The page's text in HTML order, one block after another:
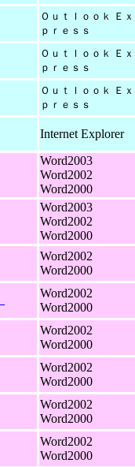
Ｏｕｔｌｏｏｋ Ｅｘ
ｐｒｅｓｓ
Ｏｕｔｌｏｏｋ Ｅｘ
ｐｒｅｓｓ
Ｏｕｔｌｏｏｋ Ｅｘ
ｐｒｅｓｓ
Internet Explorer
Word2003
Word2002
Word2000
Word2003
Word2002
Word2000
Word2002
Word2000
Word2002
Word2000
Word2002
Word2000
Word2002
Word2000
Word2002
Word2000
Word2002
Word2000